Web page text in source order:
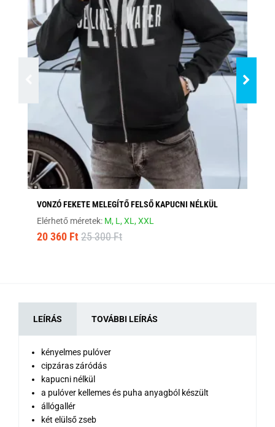
VONZÓ FEKETE MELEGÍTŐ FELSŐ KAPUCNI NÉLKÜL
Elérhető méretek: M, L,XL,XXL
20 360 Ft 25 300 Ft
LEÍRÁS TOVÁBBI LEÍRÁS
kényelmes pulóver
cipzáras záródás
kapucni nélkül
a pulóver kellemes és puha anyagból készült
állógallér
két elülső zseb